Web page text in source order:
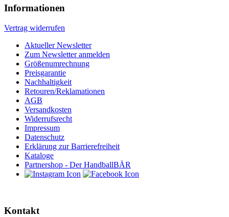
Informationen
Vertrag widerrufen
Aktueller Newsletter
Zum Newsletter anmelden
Größenumrechnung
Preisgarantie
Nachhaltigkeit
Retouren/Reklamationen
AGB
Versandkosten
Widerrufsrecht
Impressum
Datenschutz
Erklärung zur Barrierefreiheit
Kataloge
Partnershop - Der HandballBÄR
Kontakt